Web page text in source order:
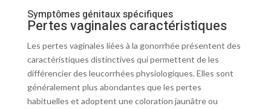
Symptômes génitaux spécifiques
Pertes vaginales caractéristiques
Les pertes vaginales liées à la gonorrhée présentent des
caractéristiques distinctives qui permettent de les
différencier des leucorrhées physiologiques. Elles sont
généralement plus abondantes que les pertes
habituelles et adoptent une coloration jaunâtre ou